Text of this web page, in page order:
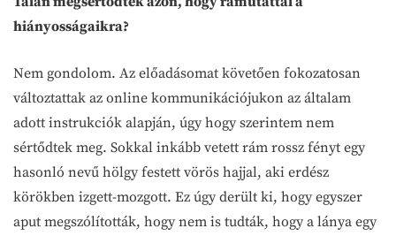
hiányosságaikra?
Nem gondolom. Az előadásomat követően fokozatosan
változtattak az online kommunikációjukon az általam
adott instrukciók alapján, úgy hogy szerintem nem
sértődtek meg. Sokkal inkább vetett rám rossz fényt egy
hasonló nevű hölgy festett vörös hajjal, aki erdész
körökben izgett-mozgott. Ez úgy derült ki, hogy egyszer
aput megszólították, hogy nem is tudták, hogy a lánya egy